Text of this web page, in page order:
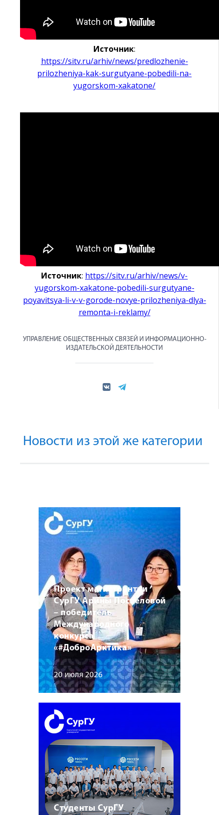
Источник:
https://sitv.ru/arhiv/news/predlozhenie-
prilozheniya-kak-surgutyane-pobedili-na-
yugorskom-xakatone/
Источник: https://sitv.ru/arhiv/news/v-
yugorskom-xakatone-pobedili-surgutyane-
poyavitsya-li-v-v-gorode-novye-prilozheniya-dlya-
remonta-i-reklamy/
УПРАВЛЕНИЕ ОБЩЕСТВЕННЫХ СВЯЗЕЙ И ИНФОРМАЦИОННО-
ИЗДАТЕЛЬСКОЙ ДЕЯТЕЛЬНОСТИ
Новости из этой же категории
Проект магистрантки
СурГУ Арины Поспеловой
– победитель
Международного
конкурса
«#ДоброАрктика»
20 июля 2026
Студенты СурГУ